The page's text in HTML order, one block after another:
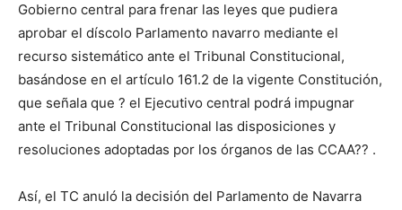
Gobierno central para frenar las leyes que pudiera
aprobar el díscolo Parlamento navarro mediante el
recurso sistemático ante el Tribunal Constitucional,
basándose en el artículo 161.2 de la vigente Constitución,
que señala que ? el Ejecutivo central podrá impugnar
ante el Tribunal Constitucional las disposiciones y
resoluciones adoptadas por los órganos de las CCAA?? .
Así, el TC anuló la decisión del Parlamento de Navarra